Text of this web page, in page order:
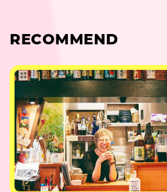
RECOMMEND